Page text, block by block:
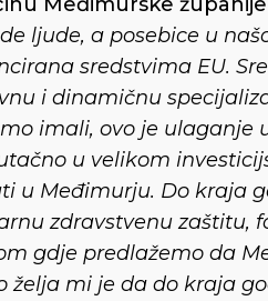
ljude, a posebice u
sredstvima EU.
i dinamičnu
imali, ovo je ulaganje
u velikom
u Međimurju. Do kraja
zdravstvenu zaštitu,
gdje predlažemo da
želja mi je da do kraja